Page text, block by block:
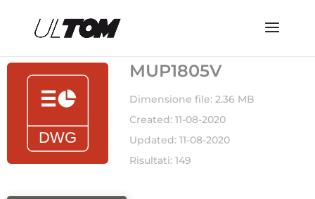
MUP1805V
Dimensione file: 2.36 MB
Created: 11-08-2020
Updated: 11-08-2020
Risultati: 149